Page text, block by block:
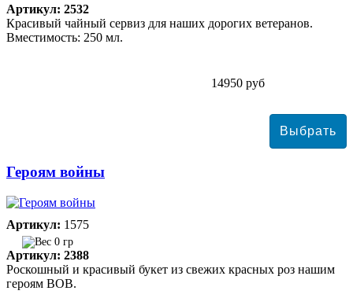
Артикул: 2532
Красивый чайный сервиз для наших дорогих ветеранов.
Вместимость: 250 мл.
14950 руб
Героям войны
Артикул: 1575
0 гр
Артикул: 2388
Роскошный и красивый букет из свежих красных роз нашим
героям ВОВ.